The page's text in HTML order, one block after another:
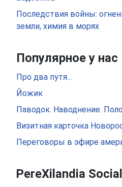
Последствия войны:
земли, химия в морях
Популярное у нас
Про два путя...
Йожик
Паводок. Наводнение.
Визитная карточка
Переговоры в эфире
PereXilandia Social